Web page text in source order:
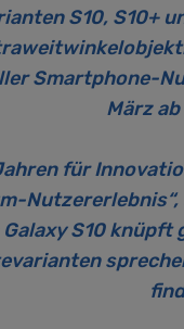
S10, S10+
Smartphone-
März
für
Nutzererlebnis“,
S10